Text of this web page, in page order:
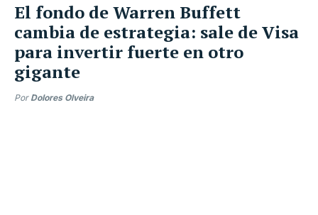
El fondo de Warren Buffett
cambia de estrategia: sale de Visa
para invertir fuerte en otro
gigante
Por Dolores Olveira